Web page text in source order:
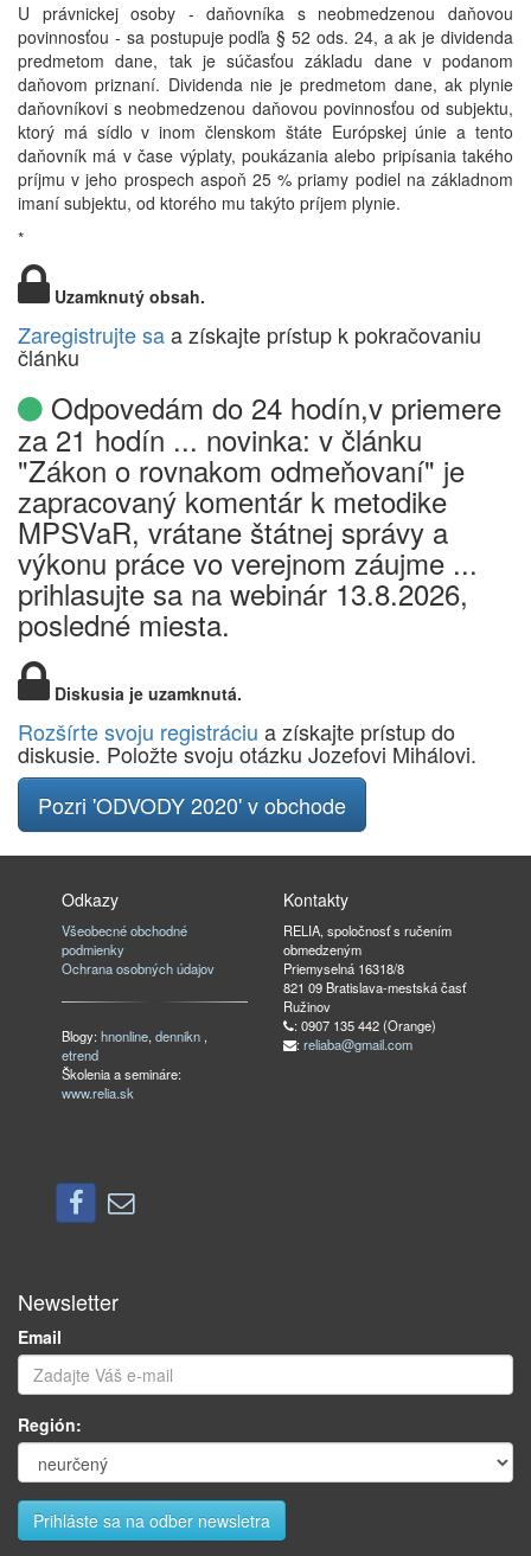
U právnickej osoby - daňovníka s neobmedzenou daňovou
povinnosťou - sa postupuje podľa § 52 ods. 24, a ak je dividenda
predmetom dane, tak je súčasťou základu dane v podanom
daňovom priznaní. Dividenda nie je predmetom dane, ak plynie
daňovníkovi s neobmedzenou daňovou povinnosťou od subjektu,
ktorý má sídlo v inom členskom štáte Európskej únie a tento
daňovník má v čase výplaty, poukázania alebo pripísania takého
príjmu v jeho prospech aspoň 25 % priamy podiel na základnom
imaní subjektu, od ktorého mu takýto príjem plynie.
*
Uzamknutý obsah.
Zaregistrujte saa získajte prístup k pokračovaniu
článku
Odpovedám do 24 hodín,v priemere
za 21 hodín ... novinka: v článku
"Zákon o rovnakom odmeňovaní" je
zapracovaný komentár k metodike
MPSVaR, vrátane štátnej správy a
výkonu práce vo verejnom záujme ...
prihlasujte sa na webinár 13.8.2026,
posledné miesta.
Diskusia je uzamknutá.
Rozšírte svoju registráciu a získajte prístup do
diskusie. Položte svoju otázku Jozefovi Mihálovi.
Pozri 'ODVODY 2020' v obchode
Odkazy
Všeobecné obchodné
podmienky
Ochrana osobných údajov
Blogy:hnonline,dennikn ,
etrend
Školenia a semináre:
www.relia.sk
Kontakty
RELIA, spoločnosť s ručením
obmedzeným
Priemyselná 16318/8
821 09 Bratislava-mestská časť
Ružinov
: 0907 135 442 (Orange)
: reliaba@gmail.com
Newsletter
Email
Región: